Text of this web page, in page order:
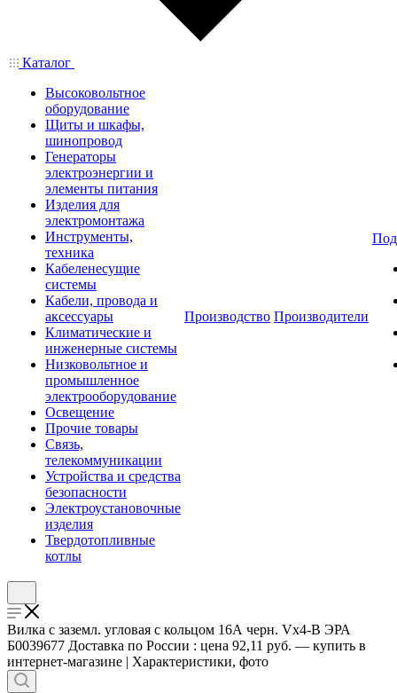
Каталог
Высоковольтное
оборудование
Щиты и шкафы,
шинопровод
Генераторы
электроэнергии и
элементы питания
Изделия для
электромонтажа
Инструменты,
техника
Кабеленесущие
системы
Кабели, провода и
аксессуары
Климатические и
инженерные системы
Низковольтное и
промышленное
электрооборудование
Освещение
Прочие товары
Связь,
телекоммуникации
Устройства и средства
безопасности
Электроустановочные
изделия
Твердотопливные
котлы
Производство Производители
Вилка с заземл. угловая с кольцом 16А черн. Vx4-B ЭРА
Б0039677 Доставка по России : цена 92,11 руб. — купить в
интернет-магазине | Характеристики, фото